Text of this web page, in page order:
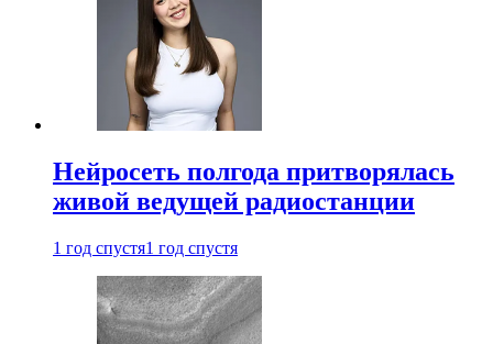
Нейросеть полгода притворялась
живой ведущей радиостанции
1 год спустя1 год спустя